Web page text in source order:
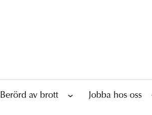
Berörd av brott Jobba hos oss